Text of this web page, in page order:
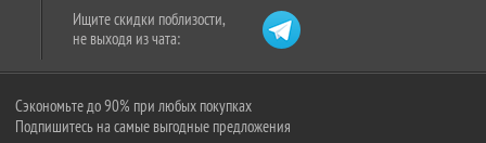
Ищите скидки поблизости,
не выходя из чата:
Сэкономьте до 90% при любых покупках
Подпишитесь на самые выгодные предложения